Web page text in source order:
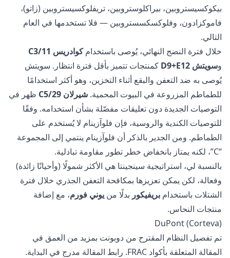
بيكوكسيستروبين، بيراكلوستروبين، تريفلوكسيستروبين (زاتو)،
فاموكزادون، وفلوكسكسستروبين — فلا تستخدمها في العام
التالي.
خلال فترة النضج النهائي، يُوصى باستخدامكوادريس С3/11
وسويتش D9+E12
كمنتجات تتميز بأقل فترة انتظار. سويتش
يُوصى به ضد التعفن والبقع أثناء التخزين، وهو أكثر استخدامًا
للطماطم المزروعة في البيوت المحمية. شيرلان С5/29
ظهر في
التوصيات الجديدة دون تعليقات مفصّلة بشأن استخدامه. وفقًا
للتوصيات الكندية والروسية، فإن فلوآزينام لا يُستخدم على
الطماطم. ومن الجدير بالذكر أن فلوآزينام ينتمي إلى المجموعة
“С”، لكنه يمتاز بانخفاض خطر تطور مقاومة تبادلية.
بالنسبة لي، استراتيجية سينجينتا هي الأكثر شمولًا (وأحيانًا زائدة)
وفعالة، لكن يمكن تعزيزها بمكافحة التعفن الجذري خلال فترة
الشتلات باستخدام بريفيكور بدلًا من يوني فورم، مع إضافة
منتجات النحاس.
DuPont (Corteva)
تم تفصيل النظام المقترح من دوبونت بمزيد من العمق في
المقالة المتعلقة بأكواد FRAC. رابط المقالة مدرج في البداية.